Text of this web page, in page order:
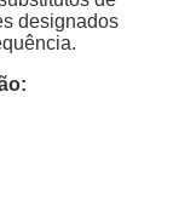
designados